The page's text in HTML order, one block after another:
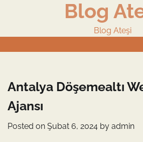
Blog
Blog Ateşi
Antalya Döşemealtı
Ajansı
Posted on Şubat 6, 2024 by admin